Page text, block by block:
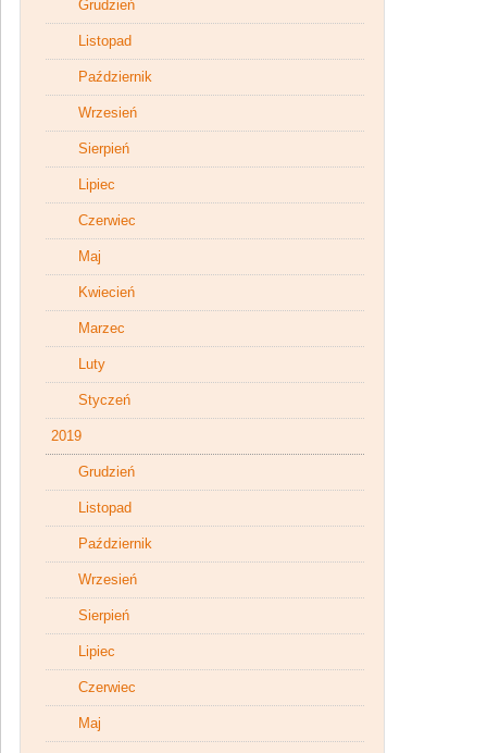
Grudzień
Listopad
Październik
Wrzesień
Sierpień
Lipiec
Czerwiec
Maj
Kwiecień
Marzec
Luty
Styczeń
2019
Grudzień
Listopad
Październik
Wrzesień
Sierpień
Lipiec
Czerwiec
Maj